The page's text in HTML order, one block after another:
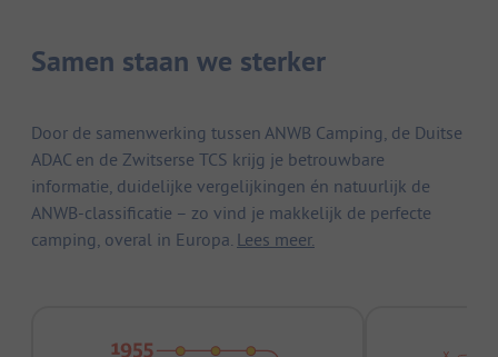
Samen staan we sterker
Door de samenwerking tussen ANWB Camping, de Duitse
ADAC en de Zwitserse TCS krijg je betrouwbare
informatie, duidelijke vergelijkingen én natuurlijk de
ANWB-classificatie – zo vind je makkelijk de perfecte
camping, overal in Europa. Lees meer.